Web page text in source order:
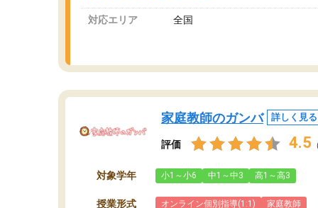
対応エリア 全国
家庭教師のガンバ 詳しく見る
評価 4.5
対象学年 小1～小6 中1～中3 高1～高3
授業形式 オンライン個別指導(1:1) 家庭教師